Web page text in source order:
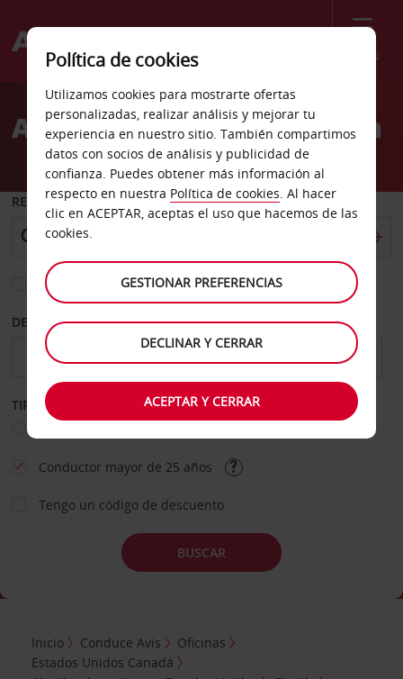
Menú
Welcome
AvisAlquiler de coches Hialeah
RECOGER EN
Elegir otra oficina de devolución
DESDE HASTA
TIPO DE ALQUILER
Conductor mayor de 25 años
Tengo un código de descuento
BUSCAR
Inicio Conduce Avis
Oficinas
Estados Unidos Canadá
Política de cookies
Utilizamos cookies para mostrarte ofertas
personalizadas, realizar análisis y mejorar tu
experiencia en nuestro sitio. También compartimos
datos con socios de análisis y publicidad de
confianza. Puedes obtener más información al
respecto en nuestra Política de cookies. Al hacer
clic en ACEPTAR, aceptas el uso que hacemos de las
cookies.
GESTIONAR PREFERENCIAS
DECLINAR Y CERRAR
ACEPTAR Y CERRAR